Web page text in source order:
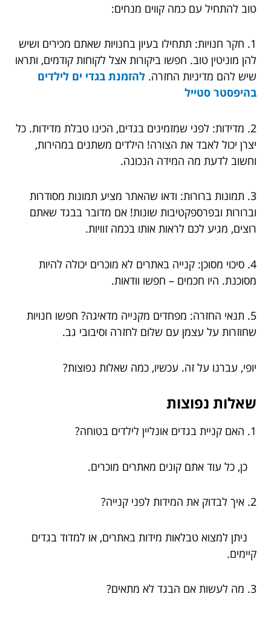
טוב להתחיל עם כמה קווים מנחים:
1. חקר חנויות: תתחילו בעיון בחנויות שאתם מכירים ושיש
להן מוניטין טוב. חפשו ביקורות אצל לקוחות קודמים, ותראו
שיש להם מדיניות החזרה. להזמנת בגדי ים לילדים
בהיפסטר סטייל
2. מדידות: לפני שמזמינים בגדים, הכינו טבלת מדידות. כל
יצרן יכול לאבד את הצורה! הילדים משתנים במהירות,
וחשוב לדעת מה המידה הנכונה.
3. תמונות ברורות: ודאו שהאתר מציע תמונות מסודרות
וברורות ובפרספקטיבות שונות! אם מדובר בבגד שאתם
רוצים, מגיע לכם לראות אותו בכמה זוויות.
4. סיכוי מסוכן: קנייה באתרים לא מוכרים יכולה להיות
מסוכנת. היו חכמים – חפשו וודאות.
5. תנאי החזרה: מפחדים מקנייה מדאיגה? חפשו חנויות
שחוזרות על עצמן עם שלום לחזרה וסיבובי גב.
יופי, עברנו על זה. עכשיו, כמה שאלות נפוצות?
שאלות נפוצות
1. האם קניית בגדים אונליין לילדים בטוחה?
כן, כל עוד אתם קונים מאתרים מוכרים.
2. איך לבדוק את המידות לפני קנייה?
ניתן למצוא טבלאות מידות באתרים, או למדוד בגדים
קיימים.
3. מה לעשות אם הבגד לא מתאים?